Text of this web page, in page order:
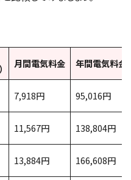
月間電気料金 年間電気料金
7,918円 95,016円
11,567円 138,804円
13,884円 166,608円